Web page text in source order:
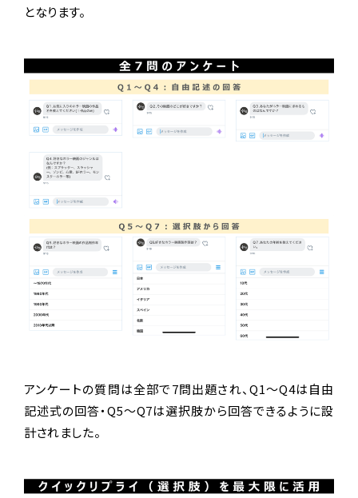
となります。
アンケートの質問は全部で7問出題され、Q1～Q4は自由
記述式の回答・Q5～Q7は選択肢から回答できるように設
計されました。